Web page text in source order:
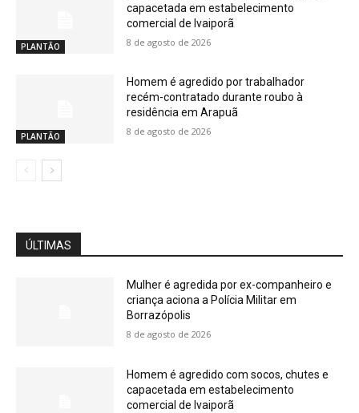
PLANTÃO
capacetada em estabelecimento
comercial de Ivaiporã
8 de agosto de 2026
PLANTÃO
Homem é agredido por trabalhador
recém-contratado durante roubo à
residência em Arapuã
8 de agosto de 2026
ÚLTIMAS
Mulher é agredida por ex-companheiro e
criança aciona a Polícia Militar em
Borrazópolis
8 de agosto de 2026
Homem é agredido com socos, chutes e
capacetada em estabelecimento
comercial de Ivaiporã